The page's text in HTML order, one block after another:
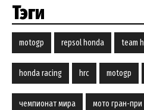
Тэги
motogp repsol honda team
honda racing hrc motogp
чемпионат мира мото гран-при